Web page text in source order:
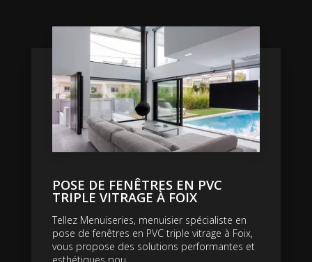
POSE DE FENÊTRES EN PVC
TRIPLE VITRAGE À FOIX
Tellez Menuiseries, menuisier spécialiste en
pose de fenêtres en PVC triple vitrage à Foix,
vous propose des solutions performantes et